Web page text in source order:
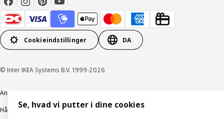
Cookieindstillinger DA
© Inter IKEA Systems B.V. 1999-2026
Ansvarlig rapportering
Håndtering af persondataSalgs- og leveringsbetingelser
Se, hvad vi putter i dine cookies